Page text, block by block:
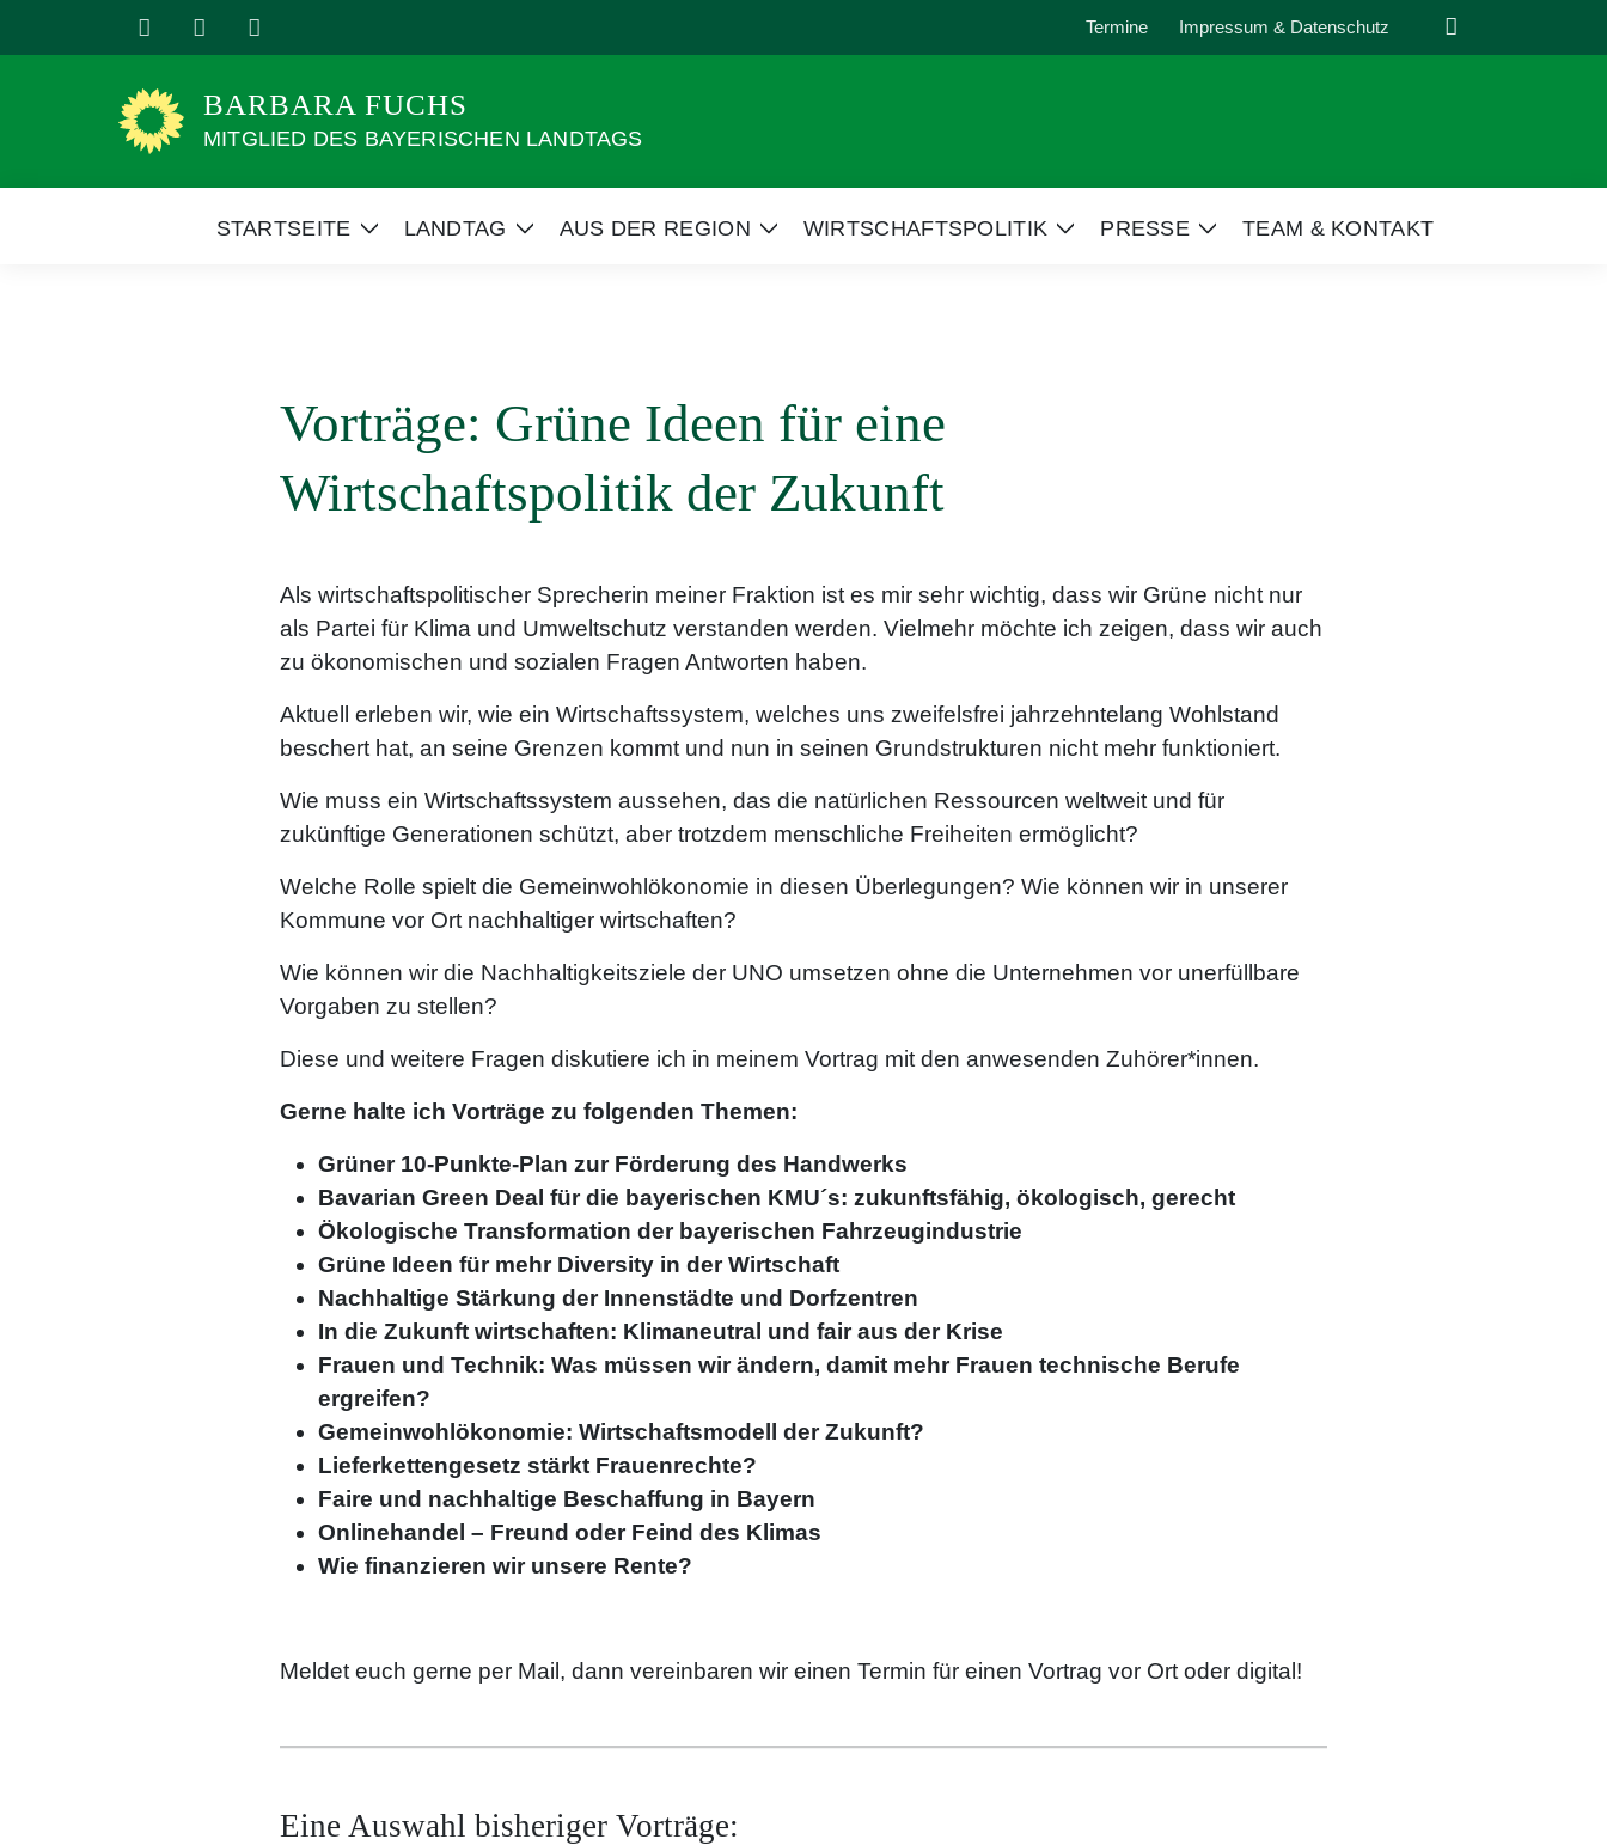
Termine Impressum & Datenschutz Suche
BARBARA FUCHS
MITGLIED DES BAYERISCHEN LANDTAGS
STARTSEITE
Zeige
LANDTAG
Zeige
AUS DER REGION
Zeige
WIRTSCHAFTSPOLITIK
Zeige
PRESSE
Zeige
TEAM & KONTAKT
Vorträge: Grüne Ideen für eine
Wirtschaftspolitik der Zukunft
Als wirtschaftspolitischer Sprecherin meiner Fraktion ist es mir sehr wichtig, dass wir Grüne nicht nur
als Partei für Klima und Umweltschutz verstanden werden. Vielmehr möchte ich zeigen, dass wir auch
zu ökonomischen und sozialen Fragen Antworten haben.
Aktuell erleben wir, wie ein Wirtschaftssystem, welches uns zweifelsfrei jahrzehntelang Wohlstand
beschert hat, an seine Grenzen kommt und nun in seinen Grundstrukturen nicht mehr funktioniert.
Wie muss ein Wirtschaftssystem aussehen, das die natürlichen Ressourcen weltweit und für
zukünftige Generationen schützt, aber trotzdem menschliche Freiheiten ermöglicht?
Welche Rolle spielt die Gemeinwohlökonomie in diesen Überlegungen? Wie können wir in unserer
Kommune vor Ort nachhaltiger wirtschaften?
Wie können wir die Nachhaltigkeitsziele der UNO umsetzen ohne die Unternehmen vor unerfüllbare
Vorgaben zu stellen?
Diese und weitere Fragen diskutiere ich in meinem Vortrag mit den anwesenden Zuhörer*innen.
Gerne halte ich Vorträge zu folgenden Themen:
Grüner 10-Punkte-Plan zur Förderung des Handwerks
Bavarian Green Deal für die bayerischen KMU´s: zukunftsfähig, ökologisch, gerecht
Ökologische Transformation der bayerischen Fahrzeugindustrie
Grüne Ideen für mehr Diversity in der Wirtschaft
Nachhaltige Stärkung der Innenstädte und Dorfzentren
In die Zukunft wirtschaften: Klimaneutral und fair aus der Krise
Frauen und Technik: Was müssen wir ändern, damit mehr Frauen technische Berufe
ergreifen?
Gemeinwohlökonomie: Wirtschaftsmodell der Zukunft?
Lieferkettengesetz stärkt Frauenrechte?
Faire und nachhaltige Beschaffung in Bayern
Onlinehandel – Freund oder Feind des Klimas
Wie finanzieren wir unsere Rente?
Meldet euch gerne per Mail, dann vereinbaren wir einen Termin für einen Vortrag vor Ort oder digital!
Eine Auswahl bisheriger Vorträge: